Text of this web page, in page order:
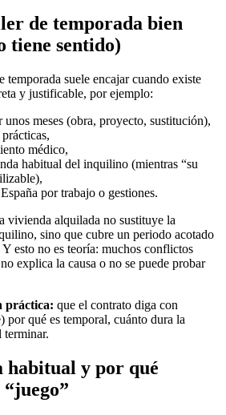
de temporada bien
tiene sentido)
suele encajar cuando existe
y justificable, por ejemplo:
unos meses (obra, proyecto, sustitución),
médico,
habitual del inquilino (mientras “su
por trabajo o gestiones.
vivienda alquilada no sustituye la
sino que cubre un periodo acotado
esto no es teoría: muchos conflictos
explica la causa o no se puede probar
práctica: que el contrato diga con
por qué es temporal, cuánto dura la
terminar.
habitual y por qué